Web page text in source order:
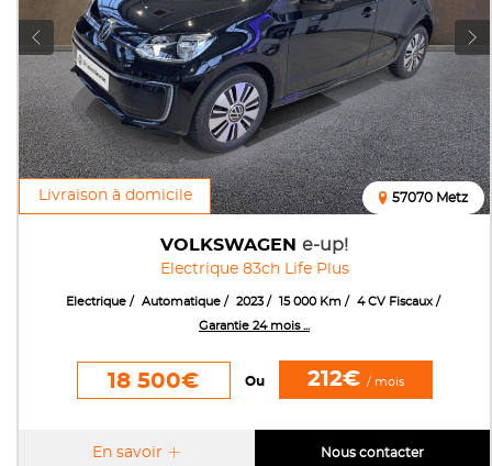
Livraison à domicile
VOLKSWAGEN e-up!
Electrique 83ch Life Plus
57070 Metz
Electrique Automatique 2023 15 000 Km
4 CV Fiscaux
Garantie 24 mois ...
18 500€ Ou 212€ / mois
En savoir Nous contacter